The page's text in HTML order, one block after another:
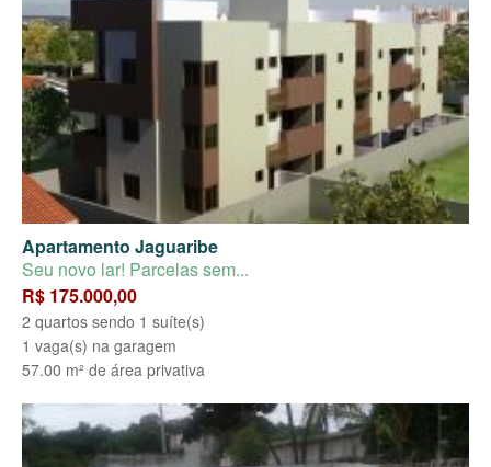
Apartamento Jaguaribe
Seu novo lar! Parcelas sem...
R$ 175.000,00
2 quartos sendo 1 suíte(s)
1 vaga(s) na garagem
57.00 m² de área privativa